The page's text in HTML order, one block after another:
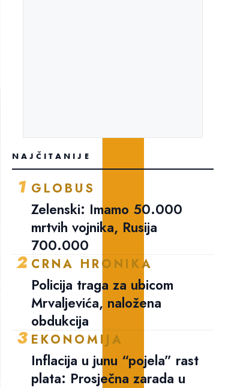
NAJČITANIJE
1 GLOBUS
Zelenski: Imamo 50.000
mrtvih vojnika, Rusija
700.000
2 CRNA HRONIKA
Policija traga za ubicom
Mrvaljevića, naložena
obdukcija
3 EKONOMIJA
Inflacija u junu “pojela” rast
plata: Prosječna zarada u